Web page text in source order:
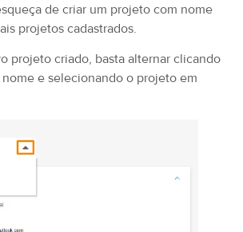
de criar um projeto com nome
projetos cadastrados.
projeto criado, basta alternar clicando
e selecionando o projeto em